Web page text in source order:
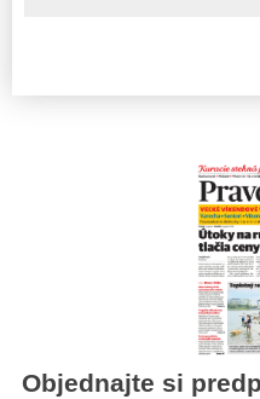
Objednajte si